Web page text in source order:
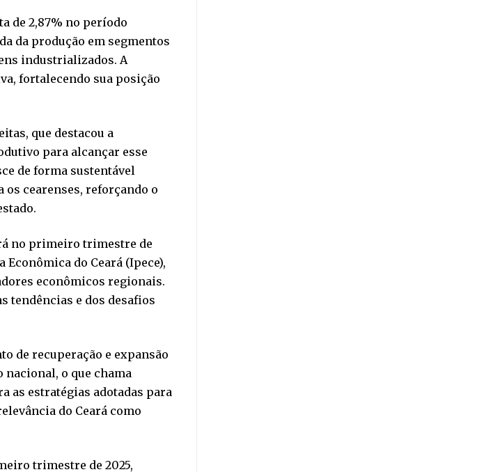
de 2,87% no período
da produção em segmentos
industrializados. A
fortalecendo sua posição
que destacou a
para alcançar esse
de forma sustentável
os cearenses, reforçando o
no primeiro trimestre de
do Ceará (Ipece),
econômicos regionais.
tendências e dos desafios
de recuperação e expansão
o que chama
as estratégias adotadas para
do Ceará como
trimestre de 2025,